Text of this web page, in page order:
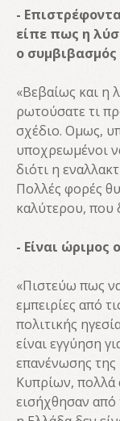
-
είπε πως η
ο συμβιβασμός
«Βεβαίως και η
ρωτούσατε τι
σχέδιο. Ομως,
υποχρεωμένοι
διότι η
Πολλές φορές
καλύτερου, που
- Είναι ώριμος
«Πιστεύω πως
εμπειρίες από
πολιτικής
είναι εγγύηση
επανένωσης της
Κυπρίων, πολλά
εισήχθησαν από